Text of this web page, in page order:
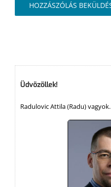
Üdvözöllek!
Radulovic Attila (Radu) vagyok.